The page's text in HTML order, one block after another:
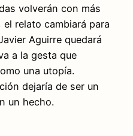
volverán con más
relato cambiará para
Aguirre quedará
a la gesta que
una utopía.
dejaría de ser un
un hecho.